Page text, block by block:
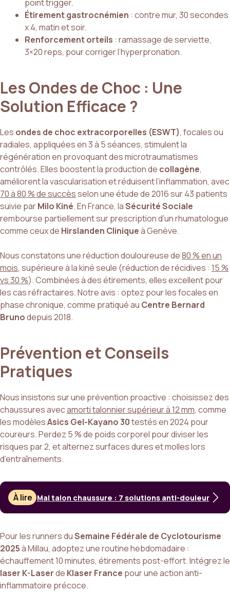
point trigger.
Étirement gastrocnémien : contre mur, 30 secondes
x 4, matin et soir.
Renforcement orteils : ramassage de serviette,
3×20 reps, pour corriger l’hyperpronation.
Les Ondes de Choc : Une
Solution Efficace ?
Les ondes de choc extracorporelles (ESWT), focales ou
radiales, appliquées en 3 à 5 séances, stimulent la
régénération en provoquant des microtraumatismes
contrôlés. Elles boostent la production de collagène,
améliorent la vascularisation et réduisent l’inflammation, avec
70 à 80 % de succèsselon une étude de 2016 sur 43 patients
suivie parMilo Kiné. En France, laSécurité Sociale
rembourse partiellement sur prescription d’un rhumatologue
comme ceux de Hirslanden Cliniqueà Genève.
Nous constatons une réduction douloureuse de80 % en un
mois, supérieure à la kiné seule (réduction de récidives : 15 %
vs 30 %). Combinées à des étirements, elles excellent pour
les cas réfractaires. Notre avis : optez pour les focales en
phase chronique, comme pratiqué au Centre Bernard
Brunodepuis 2018.
Prévention et Conseils
Pratiques
Nous insistons sur une prévention proactive : choisissez des
chaussures avecamorti talonnier supérieur à 12 mm, comme
les modèlesAsics Gel-Kayano 30testés en 2024 pour
coureurs. Perdez 5 % de poids corporel pour diviser les
risques par 2, et alternez surfaces dures et molles lors
d’entraînements.
À lire Mal talon chaussure : 7 solutions anti-douleur
Pour les runners duSemaine Fédérale de Cyclotourisme
2025à Millau, adoptez une routine hebdomadaire :
échauffement 10 minutes, étirements post-effort. Intégrez le
laser K-Laserde Klaser France pour une action anti-
inflammatoire précoce.